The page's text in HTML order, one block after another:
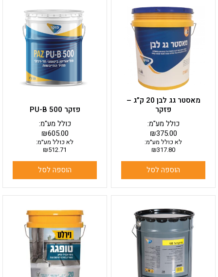
מאסטר גג לבן 20 ק”ג –
פזקר
₪375.00
כולל מע"מ:
לא כולל מע״מ:
₪317.80
הוספה לסל
פזקר PU-B 500
₪605.00
כולל מע"מ:
לא כולל מע״מ:
₪512.71
הוספה לסל